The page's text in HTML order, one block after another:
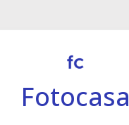
Fotocasa